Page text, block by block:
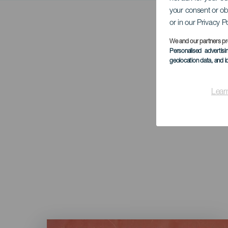
your consent or
or in our Privacy
We and our partners
Personalised
geolocation data, and